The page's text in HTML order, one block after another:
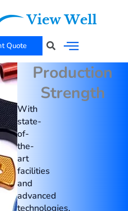
Quote Search
Production
Strength
With
state-
of-
the-
art
facilities
and
advanced
technologies,